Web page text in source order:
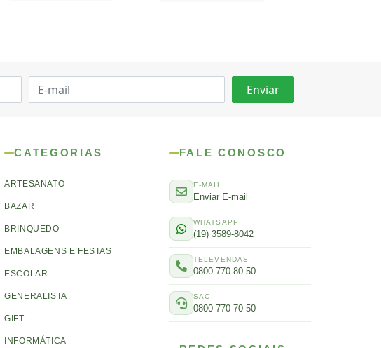
CATEGORIAS
ARTESANATO
BAZAR
BRINQUEDO
EMBALAGENS E FESTAS
ESCOLAR
GENERALISTA
GIFT
INFORMÁTICA
FALE CONOSCO
E-MAIL
Enviar E-mail
WHATSAPP
(19) 3589-8042
TELEVENDAS
0800 770 80 50
SAC
0800 770 70 50